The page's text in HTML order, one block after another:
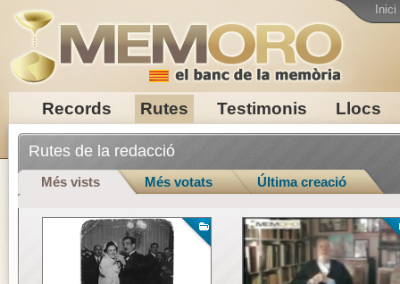
Records Rutes Testimonis Llocs
Inici
Rutes de la redacció
Més vists Més votats Última creació